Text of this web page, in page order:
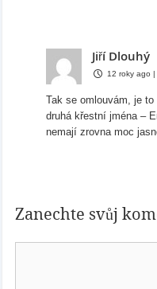
Jiří Dlouhý
12 roky ago |
Tak se omlouvám, je
druhá křestní jména –
nemají zrovna moc
Zanechte svůj